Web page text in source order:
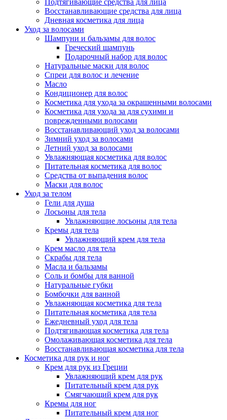
Подтягивающие средства для лица
Восстанавливающие средства для лица
Дневная косметика для лица
Уход за волосами
Шампуни и бальзамы для волос
Греческий шампунь
Подарочный набор для волос
Натуральные маски для волос
Спреи для волос и лечение
Масло
Кондиционер для волос
Косметика для ухода за окрашенными волосами
Косметика для ухода за для сухими и
поврежденными волосами
Восстанавливающий уход за волосами
Зимний уход за волосами
Летний уход за волосами
Увлажняющая косметика для волос
Питательная косметика для волос
Средства от выпадения волос
Маски для волос
Уход за телом
Гели для душа
Лосьоны для тела
Увлажняющие лосьоны для тела
Кремы для тела
Увлажняющий крем для тела
Крем масло для тела
Скрабы для тела
Масла и бальзамы
Соль и бомбы для ванной
Натуральные губки
Бомбочки для ванной
Увлажняющая косметика для тела
Питательная косметика для тела
Ежедневный уход для тела
Подтягивающая косметика для тела
Омолаживающая косметика для тела
Восстанавливающая косметика для тела
Косметика для рук и ног
Крем для рук из Греции
Увлажняющий крем для рук
Питательный крем для рук
Смягчающий крем для рук
Кремы для ног
Питательный крем для ног